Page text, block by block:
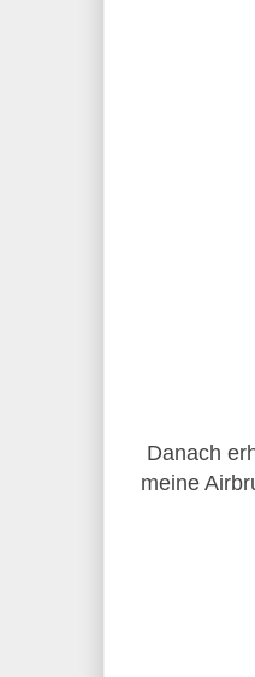
Danach
meine